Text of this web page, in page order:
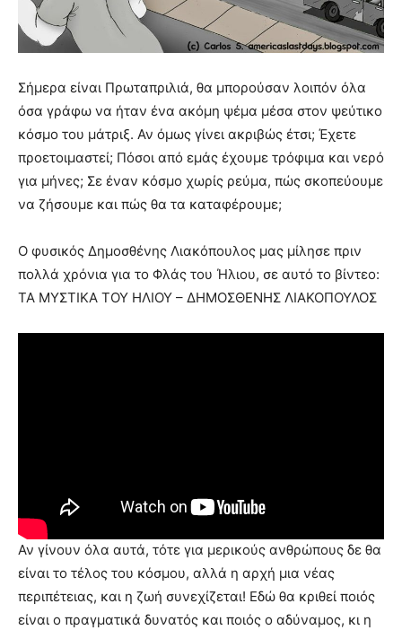
Σήμερα είναι Πρωταπριλιά, θα μπορούσαν λοιπόν όλα
όσα γράφω να ήταν ένα ακόμη ψέμα μέσα στον ψεύτικο
κόσμο του μάτριξ. Αν όμως γίνει ακριβώς έτσι; Έχετε
προετοιμαστεί; Πόσοι από εμάς έχουμε τρόφιμα και νερό
για μήνες; Σε έναν κόσμο χωρίς ρεύμα, πώς σκοπεύουμε
να ζήσουμε και πώς θα τα καταφέρουμε;
Ο φυσικός Δημοσθένης Λιακόπουλος μας μίλησε πριν
πολλά χρόνια για το Φλάς του Ήλιου, σε αυτό το βίντεο:
ΤΑ ΜΥΣΤΙΚΑ ΤΟΥ ΗΛΙΟΥ – ΔΗΜΟΣΘΕΝΗΣ ΛΙΑΚΟΠΟΥΛΟΣ
Αν γίνουν όλα αυτά, τότε για μερικούς ανθρώπους δε θα
είναι το τέλος του κόσμου, αλλά η αρχή μια νέας
περιπέτειας, και η ζωή συνεχίζεται! Εδώ θα κριθεί ποιός
είναι ο πραγματικά δυνατός και ποιός ο αδύναμος, κι η